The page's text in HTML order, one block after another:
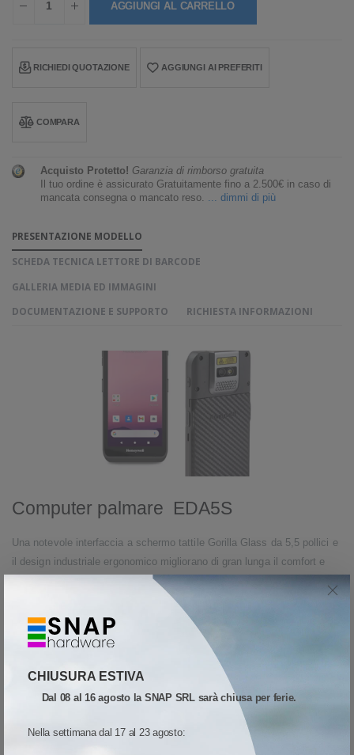
CHIUSURA ESTIVA
Dal 08 al 16 agosto la SNAP SRL sarà chiusa per ferie.
Nella settimana dal 17 al 23 agosto:
AGGIUNGI AL CARRELLO
RICHIEDI QUOTAZIONE AGGIUNGI AI PREFERITI
COMPARA
Acquisto Protetto! Garanzia di rimborso gratuita
Il tuo ordine è assicurato Gratuitamente fino a 2.500€ in caso di
mancata consegna o mancato reso. ... dimmi di più
PRESENTAZIONE MODELLO
SCHEDA TECNICA LETTORE DI BARCODE
GALLERIA MEDIA ED IMMAGINI
DOCUMENTAZIONE E SUPPORTO
RICHIESTA INFORMAZIONI
Computer palmare EDA5S
Una notevole interfaccia a schermo tattile Gorilla Glass da 5,5 pollici e
il design industriale ergonomico migliorano di gran lunga il comfort e
l’esperienza dell’utente. Grazie al suo design leggero e sottile, gli utenti
possono usare il dispositivo con una sola mano, trasportarlo in tasca e
utilizzarlo comodamente per tutto il giorno.
La fotocamera posteriore da 13 megapixel consente agli utenti
l’acquisizione di immagini ad alta risoluzione per documentare
immagini di qualità, mentre la fotocamera frontale da 5 megapixel
consente le videochiamate.
Il dispositivo EDA5S incorpora la nuovissima e potente ottica di
scansione Honeywell S0703, che consente una lettura rapida e
accurata anche di codici a barre danneggiati o incompleti. Grazie alla